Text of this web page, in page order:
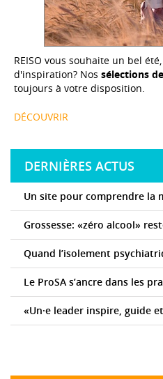
REISO vous souhaite un bel
d'inspiration? Nos sélections
toujours à votre disposition.
DÉCOUVRIR
DERNIÈRES ACTUS
Un site pour comprendre la
Grossesse: «zéro alcool»
Quand l’isolement
Le ProSA s’ancre dans les
«Un·e leader inspire, guide